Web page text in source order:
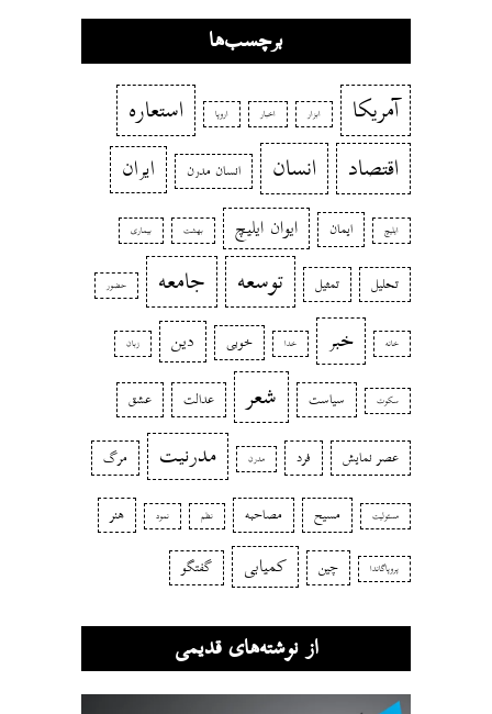
برچسب‌ها
آمریکا ابزار اخبار اروپا
استعاره
اقتصاد
انسان انسان مدرن ایران
ایلیچ ایمان ایوان ایلیچ بهشت بیماری
تحلیل تمثیل توسعه جامعه حضور
خانه خبر خدا خوبی دین زبان
سکوت سیاست شعر عدالت عشق
عصر نمایش فرد مدرن مدرنیت مرگ
مسئولیت مسیح مصاحبه نظم نمود هنر
پروپاگاندا چین کمیابی گفتگو
از نوشته‌های قدیمی